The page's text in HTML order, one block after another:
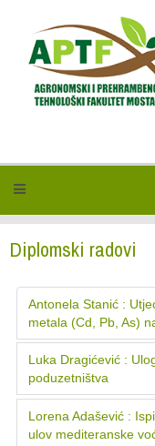
Diplomski radovi
Antonela Stanić :
metala (Cd, Pb, As)
Luka Dragićević :
poduzetništva
Lorena Adašević :
ulov mediteranske